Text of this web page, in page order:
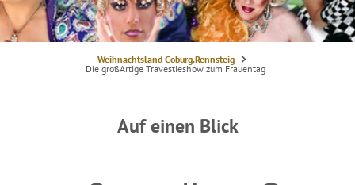
Weihnachtsland Coburg.Rennsteig
Die großArtige Travestieshow zum Frauentag
Auf einen Blick